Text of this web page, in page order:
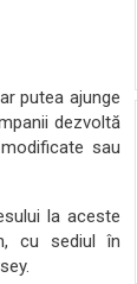
putea ajunge
dezvoltă
sau
la aceste
cu sediul în